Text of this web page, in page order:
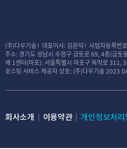
(주)다우기술 대표이사: 김윤덕 사업자등록번
주소: 경기도 성남시 수정구 금토로 69, 4층(금토
제 1센터(마포): 서울특별시 마포구 독막로 311,
호스팅 서비스 제공자 상호: (주)다우기술2023
회사소개 이용약관 개인정보처리